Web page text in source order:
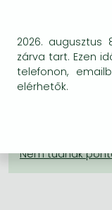
One-Punch Man manga
Bizonytalan a
2026.
zárva tart. Ezen
telefonon,
elérhetők.